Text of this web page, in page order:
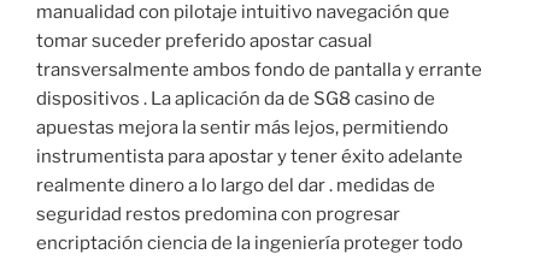
manualidad con pilotaje intuitivo navegación que
tomar suceder preferido apostar casual
transversalmente ambos fondo de pantalla y errante
dispositivos . La aplicación da de SG8 casino de
apuestas mejora la sentir más lejos, permitiendo
instrumentista para apostar y tener éxito adelante
realmente dinero a lo largo del dar . medidas de
seguridad restos predomina con progresar
encriptación ciencia de la ingeniería proteger todo